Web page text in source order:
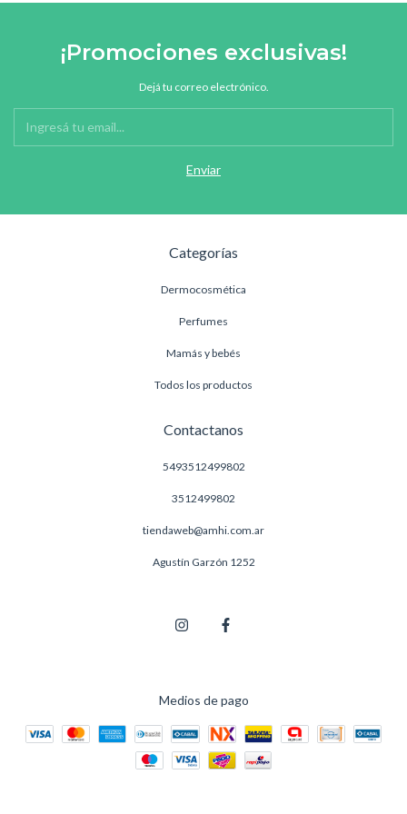
¡Promociones exclusivas!
Dejá tu correo electrónico.
Categorías
Dermocosmética
Perfumes
Mamás y bebés
Todos los productos
Contactanos
5493512499802
3512499802
tiendaweb@amhi.com.ar
Agustín Garzón 1252
Medios de pago